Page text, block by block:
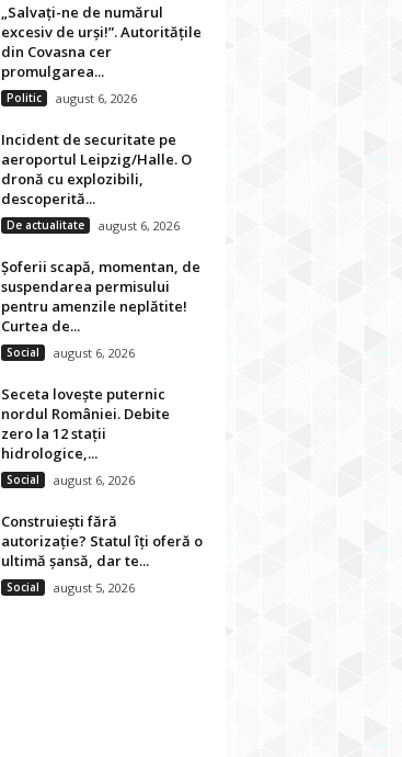
„Salvați-ne de numărul
excesiv de urși!”. Autoritățile
din Covasna cer
promulgarea...
Politic august 6, 2026
Incident de securitate pe
aeroportul Leipzig/Halle. O
dronă cu explozibili,
descoperită...
De actualitate august 6, 2026
Șoferii scapă, momentan, de
suspendarea permisului
pentru amenzile neplătite!
Curtea de...
Social august 6, 2026
Seceta lovește puternic
nordul României. Debite
zero la 12 stații
hidrologice,...
Social august 6, 2026
Construiești fără
autorizație? Statul îți oferă o
ultimă șansă, dar te...
Social august 5, 2026